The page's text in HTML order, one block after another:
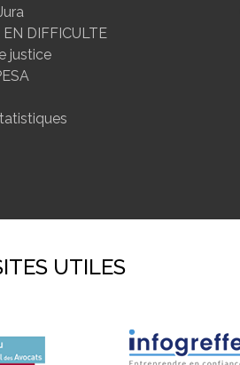
EN DIFFICULTE
justice
UTILES